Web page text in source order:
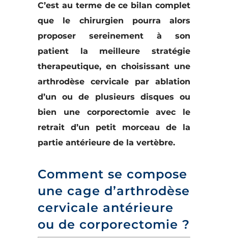
C’est au terme de ce bilan complet
que le chirurgien pourra alors
proposer sereinement à son
patient la meilleure stratégie
therapeutique, en choisissant une
arthrodèse cervicale par ablation
d’un ou de plusieurs disques ou
bien une corporectomie avec le
retrait d’un petit morceau de la
partie antérieure de la vertèbre.
Comment se compose
une cage d’arthrodèse
cervicale antérieure
ou de corporectomie ?